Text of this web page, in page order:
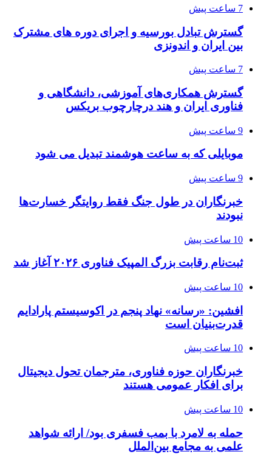
7 ساعت پیش
گسترش تبادل بورسیه و اجرای دوره های مشترک
بین ایران و اندونزی
7 ساعت پیش
گسترش همکاری‌های آموزشی، دانشگاهی و
فناوری ایران و هند درچارچوب بریکس
9 ساعت پیش
موبایلی که به ساعت هوشمند تبدیل می شود
9 ساعت پیش
خبرنگاران در طول جنگ فقط روایتگر خسارت‌ها
نبودند
10 ساعت پیش
ثبت‌نام رقابت بزرگ المپیک فناوری ۲۰۲۶ آغاز شد
10 ساعت پیش
افشین: «رسانه» نهاد پنجم در اکوسیستم پارادایم
قدرت‌بنیان است
10 ساعت پیش
خبرنگاران حوزه فناوری، مترجمان تحول دیجیتال
برای افکار عمومی هستند
10 ساعت پیش
حمله به لامرد با بمب فسفری بود/ ارائه شواهد
علمی به مجامع بین‌الملل